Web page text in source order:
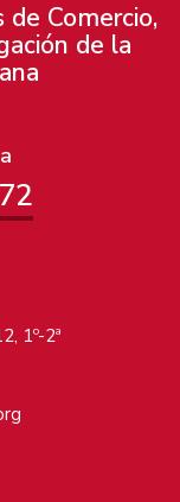
de Comercio,
de la
1º-2ª